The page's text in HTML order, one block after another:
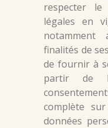
respecter le
légales en
notamment
finalités de
de fournir à
partir de
complète
données